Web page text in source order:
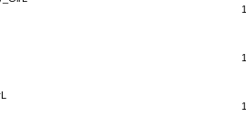
1
1
1